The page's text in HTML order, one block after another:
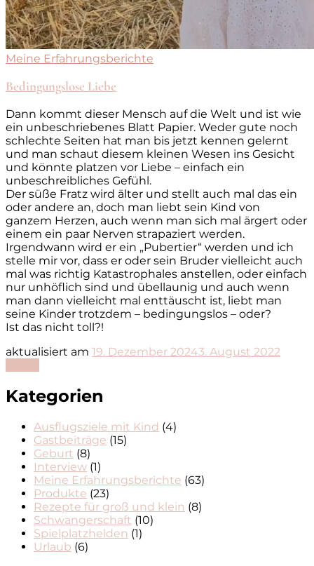
Meine Erfahrungsberichte
Bedingungslose Liebe
Dann kommt dieser Mensch auf die Welt und ist wie
ein unbeschriebenes Blatt Papier. Weder gute noch
schlechte Seiten hat man bis jetzt kennen gelernt
und man schaut diesem kleinen Wesen ins Gesicht
und könnte platzen vor Liebe – einfach ein
unbeschreibliches Gefühl.
Der süße Fratz wird älter und stellt auch mal das ein
oder andere an, doch man liebt sein Kind von
ganzem Herzen, auch wenn man sich mal ärgert oder
einem ein paar Nerven strapaziert werden.
Irgendwann wird er ein „Pubertier“ werden und ich
stelle mir vor, dass er oder sein Bruder vielleicht auch
mal was richtig Katastrophales anstellen, oder einfach
nur unhöflich sind und übellaunig und auch wenn
man dann vielleicht mal enttäuscht ist, liebt man
seine Kinder trotzdem – bedingungslos – oder?
Ist das nicht toll?!
aktualisiert am 19. Dezember 20243. August 2022
Kategorien
Ausflugsziele mit Kind (4)
Gastbeiträge (15)
Geburt (8)
Interview (1)
Meine Erfahrungsberichte (63)
Produkte (23)
Rezepte für groß und klein (8)
Schwangerschaft (10)
Spielplatzhelden (1)
Urlaub (6)